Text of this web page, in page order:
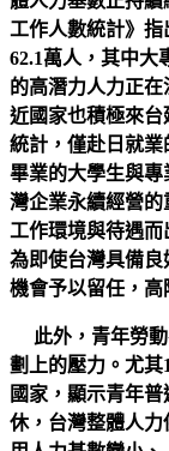
工作人數統計》
62.1萬人，其中大
的高潛力人力正
近國家也積極來
統計，僅赴日就業
畢業的大學生與
灣企業永續經營
工作環境與待遇而
為即使台灣具備
機會予以留任，高
此外，青年勞動
劃上的壓力。尤其
國家，顯示青年
休，台灣整體人